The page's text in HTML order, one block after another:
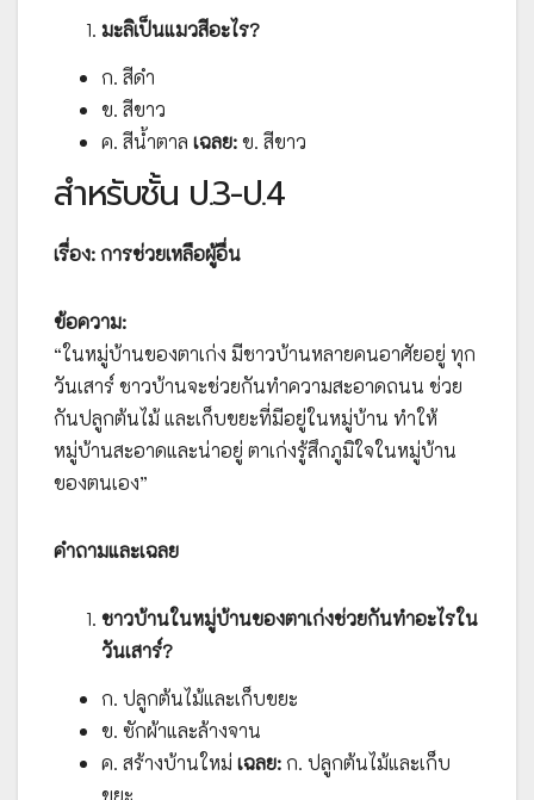
มะลิเป็นแมวสีอะไร?
ก. สีดำ
ข. สีขาว
ค. สีน้ำตาล เฉลย:ข. สีขาว
สำหรับชั้น ป.3-ป.4
เรื่อง: การช่วยเหลือผู้อื่น
ข้อความ:
“ในหมู่บ้านของตาเก่ง มีชาวบ้านหลายคนอาศัยอยู่ ทุก
วันเสาร์ ชาวบ้านจะช่วยกันทำความสะอาดถนน ช่วย
กันปลูกต้นไม้ และเก็บขยะที่มีอยู่ในหมู่บ้าน ทำให้
หมู่บ้านสะอาดและน่าอยู่ ตาเก่งรู้สึกภูมิใจในหมู่บ้าน
ของตนเอง”
คำถามและเฉลย
ชาวบ้านในหมู่บ้านของตาเก่งช่วยกันทำอะไรใน
วันเสาร์?
ก. ปลูกต้นไม้และเก็บขยะ
ข. ซักผ้าและล้างจาน
ค. สร้างบ้านใหม่ เฉลย: ก. ปลูกต้นไม้และเก็บ
ขยะ